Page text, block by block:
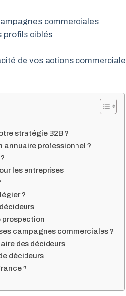
commerciales
profils ciblés
de vos actions
stratégie B2B ?
annuaire professionnel ?
les entreprises
?
prospection
campagnes commerciales ?
des décideurs
décideurs
?